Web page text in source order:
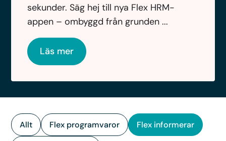
sekunder. Säg hej till nya Flex HRM-
appen – ombyggd från grunden ...
Läs mer
Allt Flex programvaror Flex informerar